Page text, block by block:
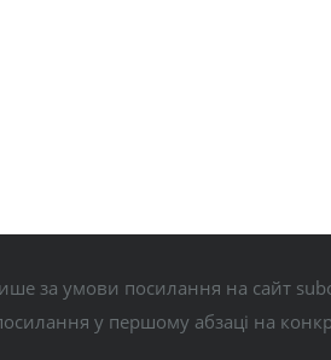
за умови посилання на сайт
у першому абзаці на